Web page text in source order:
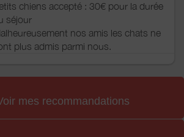
chiens accepté : 30€ pour la durée
séjour
nos amis les chats ne
plus admis parmi nous.
mes recommandations